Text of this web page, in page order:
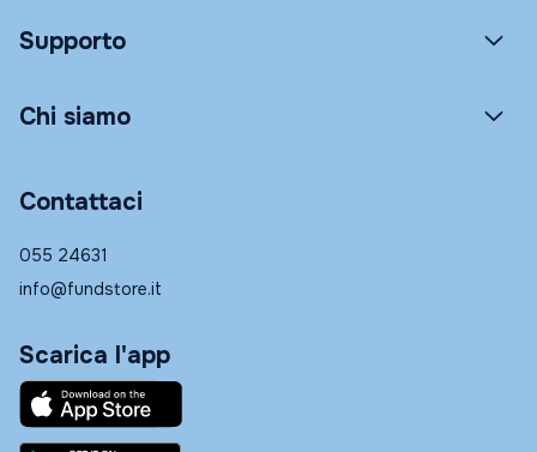
Supporto
Chi siamo
Contattaci
055 24631
info@fundstore.it
Scarica l'app